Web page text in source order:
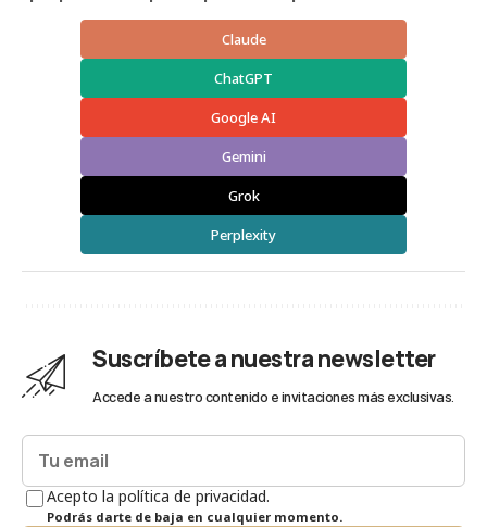
Claude
ChatGPT
Google AI
Gemini
Grok
Perplexity
Suscríbete a nuestra newsletter
Accede a nuestro contenido e invitaciones más exclusivas.
Acepto la política de privacidad.
Podrás darte de baja en cualquier momento.